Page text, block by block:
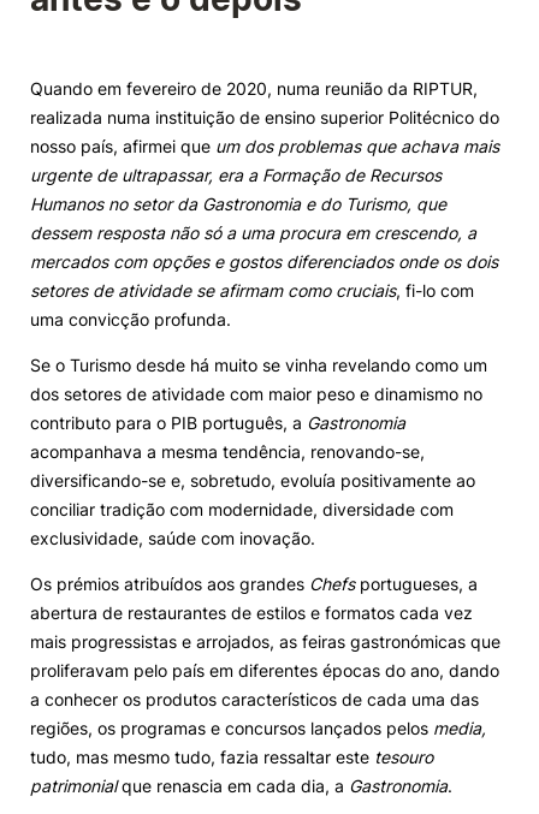
Candidaturas
Elogio / Sugestão / Reclamação Contactos Denúncias
©2026 Instituto Politécnico de Coimbra. Todos os direitos reservados.
Quando em fevereiro de 2020, numa reunião da RIPTUR,
realizada numa instituição de ensino superior Politécnico do
nosso país, afirmei que um dos problemas que achava mais
urgente de ultrapassar, era a Formação de Recursos
Humanos no setor da Gastronomia e do Turismo, que
dessem resposta não só a uma procura em crescendo, a
mercados com opções e gostos diferenciados onde os dois
setores de atividade se afirmam como cruciais, fi-lo com
uma convicção profunda.
Se o Turismo desde há muito se vinha revelando como um
dos setores de atividade com maior peso e dinamismo no
contributo para o PIB português, a Gastronomia
acompanhava a mesma tendência, renovando-se,
diversificando-se e, sobretudo, evoluía positivamente ao
conciliar tradição com modernidade, diversidade com
exclusividade, saúde com inovação.
Os prémios atribuídos aos grandes Chefsportugueses, a
abertura de restaurantes de estilos e formatos cada vez
mais progressistas e arrojados, as feiras gastronómicas que
proliferavam pelo país em diferentes épocas do ano, dando
a conhecer os produtos característicos de cada uma das
regiões, os programas e concursos lançados pelos media,
tudo, mas mesmo tudo, fazia ressaltar este tesouro
patrimonialque renascia em cada dia, a Gastronomia.